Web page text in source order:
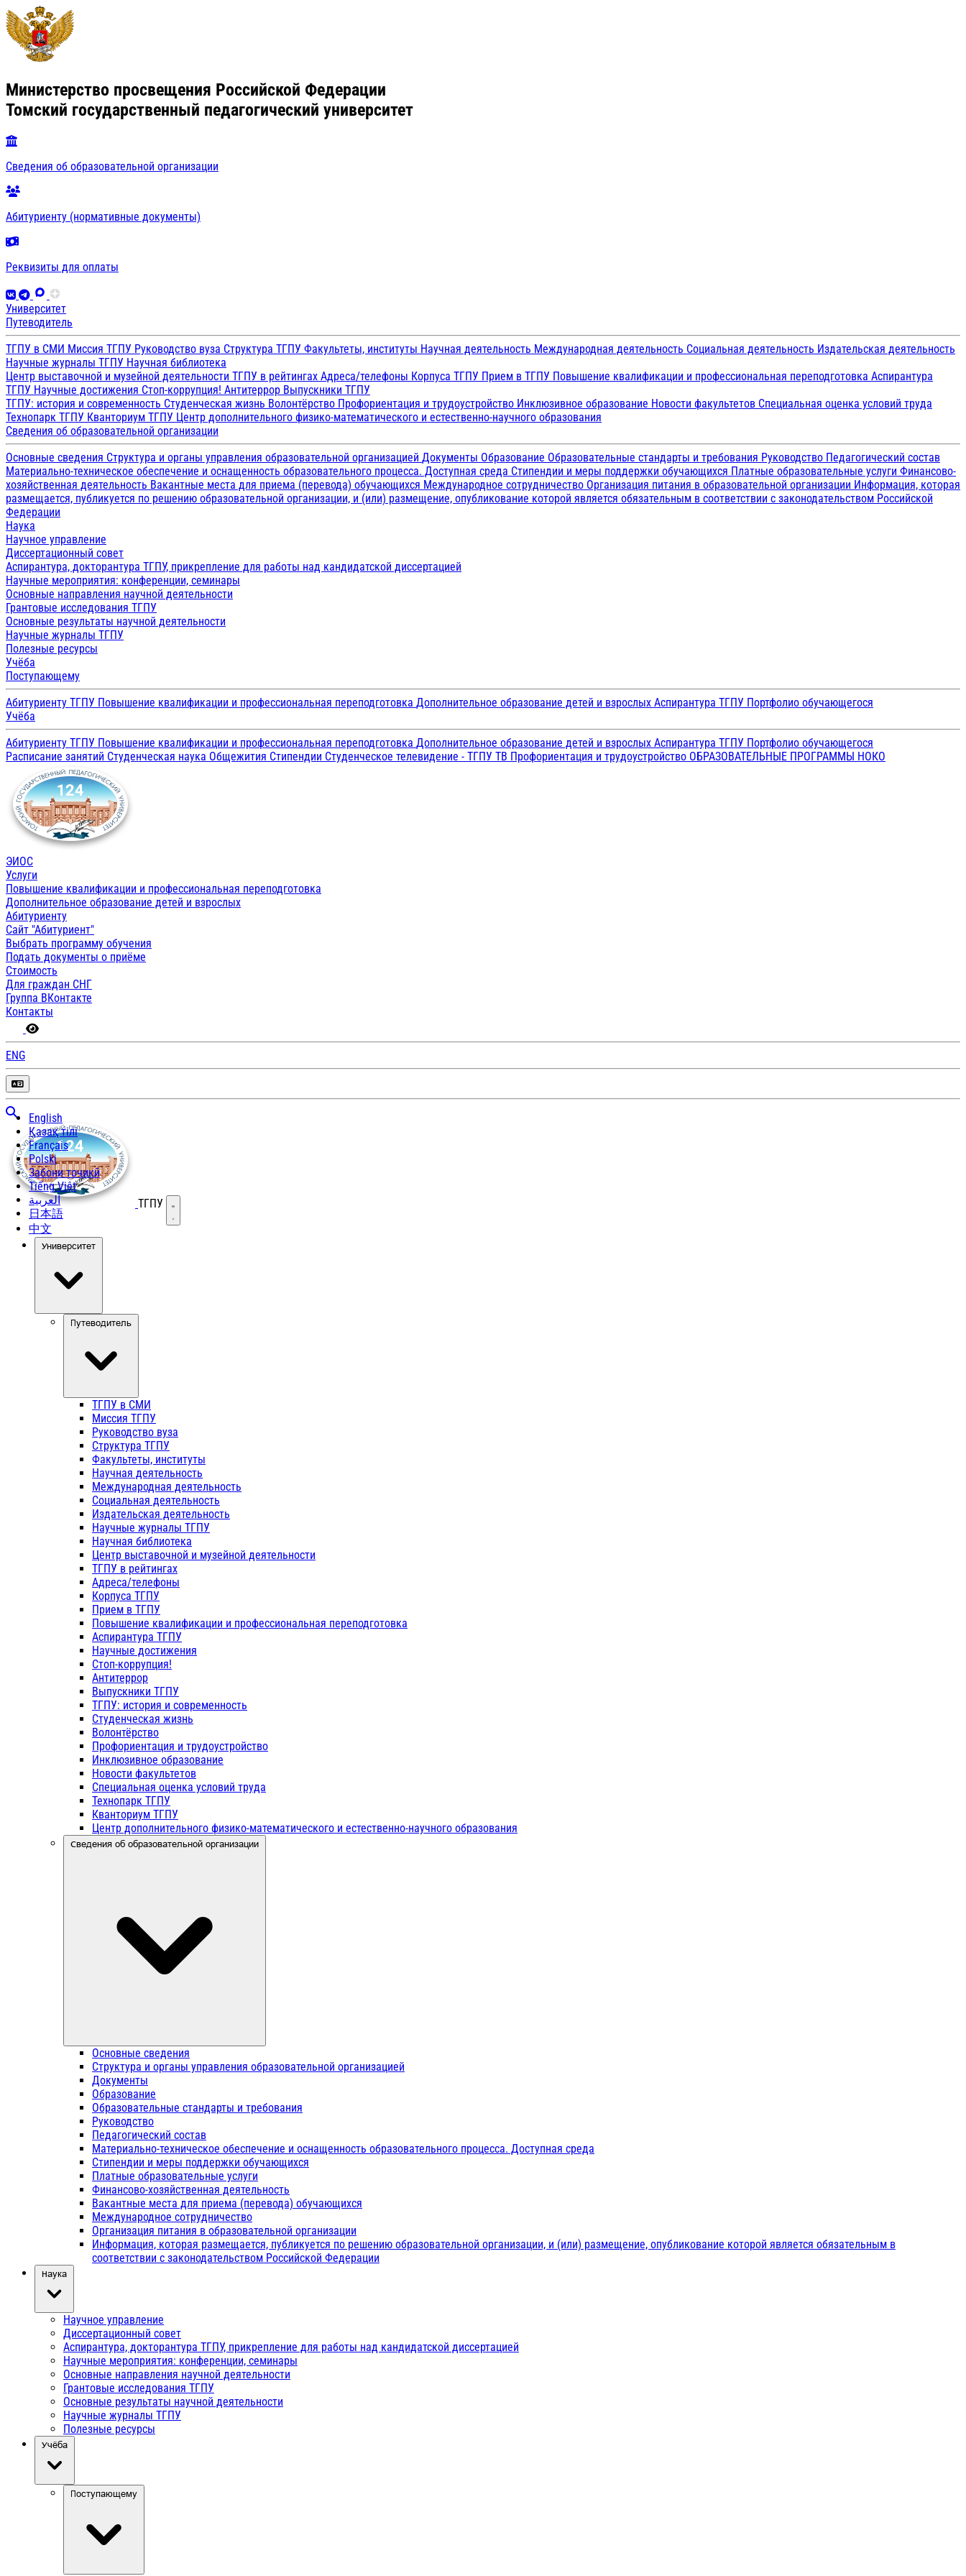
Министерство просвещения Российской Федерации
Томский государственный педагогический университет
Сведения об образовательной организации
Абитуриенту (нормативные документы)
Реквизиты для оплаты
Университет
Путеводитель
ТГПУ в СМИ Миссия ТГПУ Руководство вуза Структура ТГПУ Факультеты, институты Научная деятельность Международная деятельность Социальная деятельность Издательская деятельность
Научные журналы ТГПУ Научная библиотека
Центр выставочной и музейной деятельности ТГПУ в рейтингах Адреса/телефоны Корпуса ТГПУ Прием в ТГПУ Повышение квалификации и профессиональная переподготовка Аспирантура
ТГПУ Научные достижения Стоп-коррупция! Антитеррор Выпускники ТГПУ
ТГПУ: история и современность Студенческая жизнь Волонтёрство Профориентация и трудоустройство Инклюзивное образование Новости факультетов Специальная оценка условий труда
Технопарк ТГПУ Кванториум ТГПУ Центр дополнительного физико-математического и естественно-научного образования
Сведения об образовательной организации
Основные сведения Структура и органы управления образовательной организацией Документы Образование Образовательные стандарты и требования Руководство Педагогический состав
Материально-техническое обеспечение и оснащенность образовательного процесса. Доступная среда Стипендии и меры поддержки обучающихся Платные образовательные услуги Финансово-
хозяйственная деятельность Вакантные места для приема (перевода) обучающихся Международное сотрудничество Организация питания в образовательной организации Информация, которая
размещается, публикуется по решению образовательной организации, и (или) размещение, опубликование которой является обязательным в соответствии с законодательством Российской
Федерации
Наука
Научное управление
Диссертационный совет
Аспирантура, докторантура ТГПУ, прикрепление для работы над кандидатской диссертацией
Научные мероприятия: конференции, семинары
Основные направления научной деятельности
Грантовые исследования ТГПУ
Основные результаты научной деятельности
Научные журналы ТГПУ
Полезные ресурсы
Учёба
Поступающему
Абитуриенту ТГПУ Повышение квалификации и профессиональная переподготовка Дополнительное образование детей и взрослых Аспирантура ТГПУ Портфолио обучающегося
Учёба
Абитуриенту ТГПУ Повышение квалификации и профессиональная переподготовка Дополнительное образование детей и взрослых Аспирантура ТГПУ Портфолио обучающегося
Расписание занятий Студенческая наука Общежития Стипендии Студенческое телевидение - ТГПУ ТВ Профориентация и трудоустройство ОБРАЗОВАТЕЛЬНЫЕ ПРОГРАММЫ НОКО
ЭИОС
Услуги
Повышение квалификации и профессиональная переподготовка
Дополнительное образование детей и взрослых
Абитуриенту
Сайт "Абитуриент"
Выбрать программу обучения
Подать документы о приёме
Стоимость
Для граждан СНГ
Группа ВКонтакте
Контакты
ENG
English
Қазақ тілі
Français
Polski
Забони тоҷикӣ
Tiếng Việt
العربية
日本語
中文
ТГПУ Открыть меню
Университет
Путеводитель
ТГПУ в СМИ
Миссия ТГПУ
Руководство вуза
Структура ТГПУ
Факультеты, институты
Научная деятельность
Международная деятельность
Социальная деятельность
Издательская деятельность
Научные журналы ТГПУ
Научная библиотека
Центр выставочной и музейной деятельности
ТГПУ в рейтингах
Адреса/телефоны
Корпуса ТГПУ
Прием в ТГПУ
Повышение квалификации и профессиональная переподготовка
Аспирантура ТГПУ
Научные достижения
Стоп-коррупция!
Антитеррор
Выпускники ТГПУ
ТГПУ: история и современность
Студенческая жизнь
Волонтёрство
Профориентация и трудоустройство
Инклюзивное образование
Новости факультетов
Специальная оценка условий труда
Технопарк ТГПУ
Кванториум ТГПУ
Центр дополнительного физико-математического и естественно-научного образования
Сведения об образовательной организации
Основные сведения
Структура и органы управления образовательной организацией
Документы
Образование
Образовательные стандарты и требования
Руководство
Педагогический состав
Материально-техническое обеспечение и оснащенность образовательного процесса. Доступная среда
Стипендии и меры поддержки обучающихся
Платные образовательные услуги
Финансово-хозяйственная деятельность
Вакантные места для приема (перевода) обучающихся
Международное сотрудничество
Организация питания в образовательной организации
Информация, которая размещается, публикуется по решению образовательной организации, и (или) размещение, опубликование которой является обязательным в
соответствии с законодательством Российской Федерации
Наука
Научное управление
Диссертационный совет
Аспирантура, докторантура ТГПУ, прикрепление для работы над кандидатской диссертацией
Научные мероприятия: конференции, семинары
Основные направления научной деятельности
Грантовые исследования ТГПУ
Основные результаты научной деятельности
Научные журналы ТГПУ
Полезные ресурсы
Учёба
Поступающему